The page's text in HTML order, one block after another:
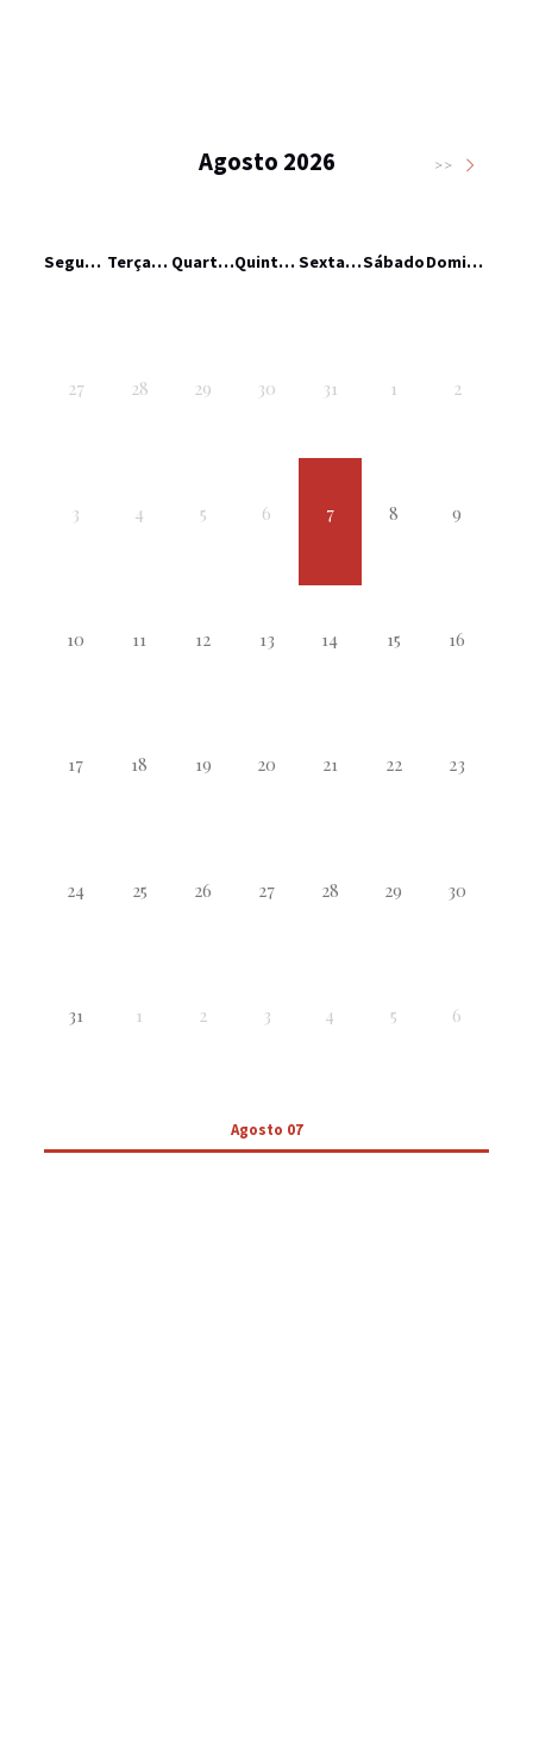
Agosto 2026 >>
Segunda-feira Terça-feira Quarta-feira Quinta-feira Sexta-feiraSábado Domingo
27 28 29 30 31 1 2
3 4 5 6 7 8 9
10 11 12 13 14 15 16
17 18 19 20 21 22 23
24 25 26 27 28 29 30
31 1 2 3 4 5 6
Agosto 07